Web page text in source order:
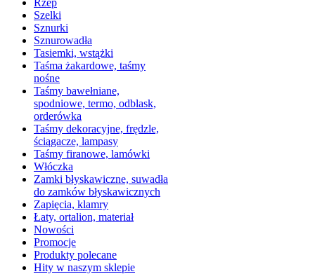
Rzep
Szelki
Sznurki
Sznurowadła
Tasiemki, wstążki
Taśma żakardowe, taśmy
nośne
Taśmy bawełniane,
spodniowe, termo, odblask,
orderówka
Taśmy dekoracyjne, frędzle,
ściągacze, lampasy
Taśmy firanowe, lamówki
Włóczka
Zamki błyskawiczne, suwadła
do zamków błyskawicznych
Zapięcia, klamry
Łaty, ortalion, materiał
Nowości
Promocje
Produkty polecane
Hity w naszym sklepie